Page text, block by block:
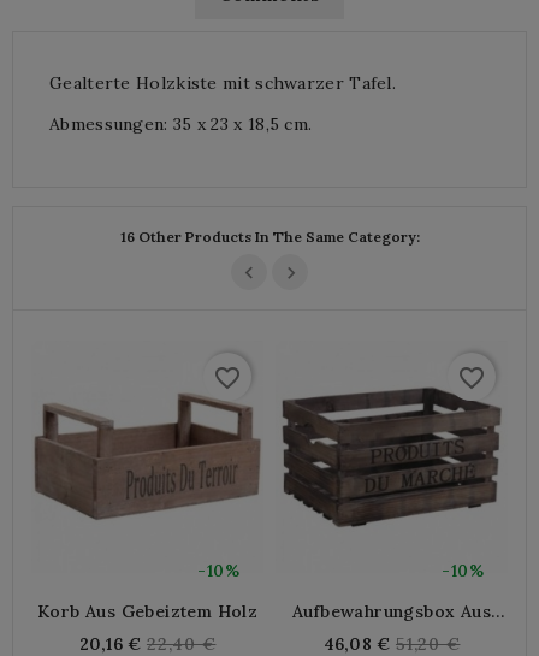
Gealterte Holzkiste mit schwarzer Tafel.
Abmessungen: 35 x 23 x 18,5 cm.
16 Other Products In The Same Category:
-10%
favorite_border
Korb Aus Gebeiztem Holz
20,16 € Regular
22,40 €
-10%
favorite_border
Aufbewahrungsbox Aus
46,08 € Regular
51,20 €